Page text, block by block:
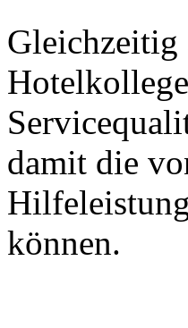
Gleichzeitig
damit die
können.